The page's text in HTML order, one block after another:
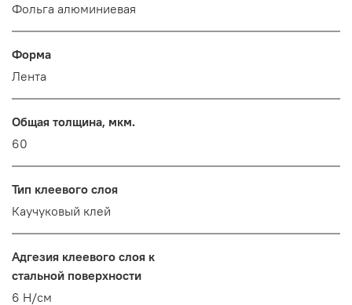
Фольга алюминиевая
Форма
Лента
Общая толщина, мкм.
60
Тип клеевого слоя
Каучуковый клей
Адгезия клеевого слоя к
стальной поверхности
6 Н/см